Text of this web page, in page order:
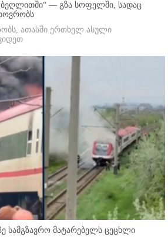
— გზა სოფელში, სადაც
ათასში ერთხელ ასული
სამგზავრო მატარებელს ცეცხლი